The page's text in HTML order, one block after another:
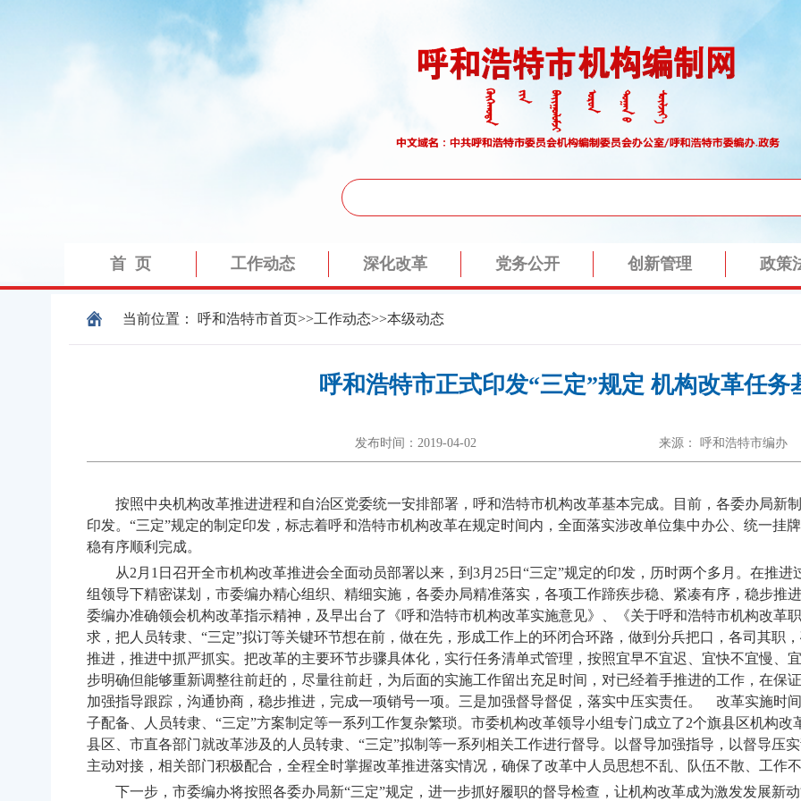
当前位置： 呼和浩特市首页>>工作动态>>本级动态
呼和浩特市正式印发“三定”规定 机构改革任务
发布时间：2019-04-02 来源： 呼和浩特市编办
按照中央机构改革推进进程和自治区党委统一安排部署，呼和浩特市机构改革基本完成。目前，各委办局新
印发。“三定”规定的制定印发，标志着呼和浩特市机构改革在规定时间内，全面落实涉改单位集中办公、统一挂
稳有序顺利完成。
从2月1日召开全市机构改革推进会全面动员部署以来，到3月25日“三定”规定的印发，历时两个多月。在推进
组领导下精密谋划，市委编办精心组织、精细实施，各委办局精准落实，各项工作蹄疾步稳、紧凑有序，稳步推
委编办准确领会机构改革指示精神，及早出台了《呼和浩特市机构改革实施意见》、《关于呼和浩特市机构改革
求，把人员转隶、“三定”拟订等关键环节想在前，做在先，形成工作上的环闭合环路，做到分兵把口，各司其职
推进，推进中抓严抓实。把改革的主要环节步骤具体化，实行任务清单式管理，按照宜早不宜迟、宜快不宜慢、
步明确但能够重新调整往前赶的，尽量往前赶，为后面的实施工作留出充足时间，对已经着手推进的工作，在保
加强指导跟踪，沟通协商，稳步推进，完成一项销号一项。三是加强督导督促，落实中压实责任。 改革实施时
子配备、人员转隶、“三定”方案制定等一系列工作复杂繁琐。市委机构改革领导小组专门成立了2个旗县区机构
县区、市直各部门就改革涉及的人员转隶、“三定”拟制等一系列相关工作进行督导。以督导加强指导，以督导压
主动对接，相关部门积极配合，全程全时掌握改革推进落实情况，确保了改革中人员思想不乱、队伍不散、工作
下一步，市委编办将按照各委办局新“三定”规定，进一步抓好履职的督导检查，让机构改革成为激发发展新动